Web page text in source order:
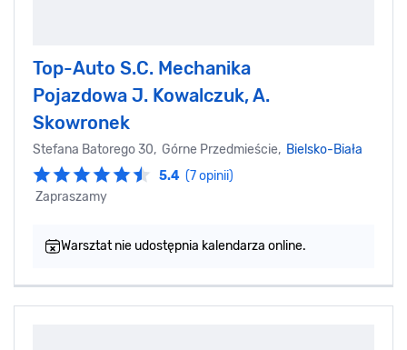
Top-Auto S.C. Mechanika
Pojazdowa J. Kowalczuk, A.
Skowronek
Stefana Batorego 30, Górne Przedmieście, Bielsko-Biała
5.4 (7 opinii)
Zapraszamy
Warsztat nie udostępnia kalendarza online.